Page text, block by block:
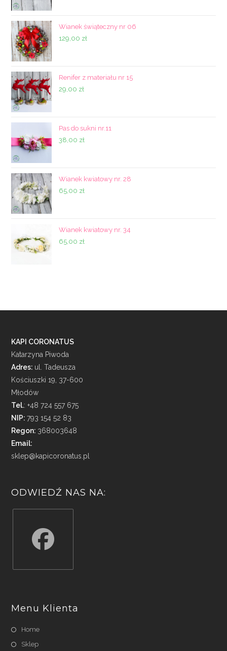
Wianek świąteczny nr 06
129,00 zł
Renifer z materiału nr 15
29,00 zł
Pas do sukni nr.11
38,00 zł
Wianek kwiatowy nr. 28
65,00 zł
Wianek kwiatowy nr. 34
65,00 zł
KAPI CORONATUS
Katarzyna Piwoda
Adres: ul. Tadeusza
Kościuszki 19, 37-600
Młodów
Tel.: +48 724 557 675
NIP:793 154 52 83
Regon: 368003648
Email:
sklep@kapicoronatus.pl
ODWIEDŹ NAS NA:
new
tab
Menu Klienta
Home
Sklep